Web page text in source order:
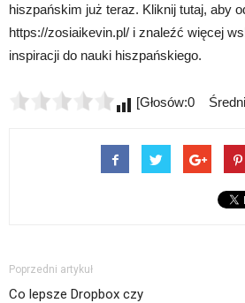
hiszpańskim już teraz. Kliknij tutaj, aby
https://zosiaikevin.pl/ i znaleźć więcej
inspiracji do nauki hiszpańskiego.
[Głosów:0
Poprzedni artykuł
Co lepsze Dropbox czy